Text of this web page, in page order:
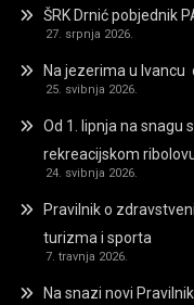
ŠRK Drnić pobjednik
27. srpnja 2026.
Na jezerima u
25. svibnja 2026.
Od 1. lipnja na snagu
rekreacijskom
24. svibnja 2026.
Pravilnik o
turizma i sporta
7. travnja 2026.
Na snazi novi